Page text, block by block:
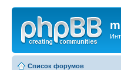
Список форумов